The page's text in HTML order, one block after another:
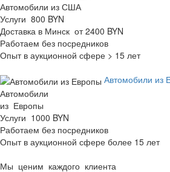
Автомобили из США
Услуги 800 BYN
Доставка в Минск от 2400 BYN
Работаем без посредников
Опыт в аукционной сфере > 15 лет
Автомобили из
Автомобили
из Европы
Услуги 1000 BYN
Работаем без посредников
Опыт в аукционной сфере более 15 лет
Мы ценим каждого клиента